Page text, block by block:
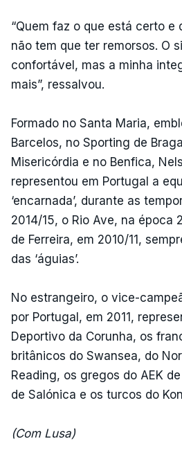
“Quem faz o que está certo e
não tem que ter remorsos. O
confortável, mas a minha
mais”, ressalvou.
Formado no Santa Maria,
Barcelos, no Sporting de
Misericórdia e no Benfica,
representou em Portugal a
‘encarnada’, durante as
2014/15, o Rio Ave, na época
de Ferreira, em 2010/11,
das ‘águias’.
No estrangeiro, o vice-
por Portugal, em 2011,
Deportivo da Corunha, os
britânicos do Swansea, do
Reading, os gregos do AEK
de Salónica e os turcos do
(Com Lusa)